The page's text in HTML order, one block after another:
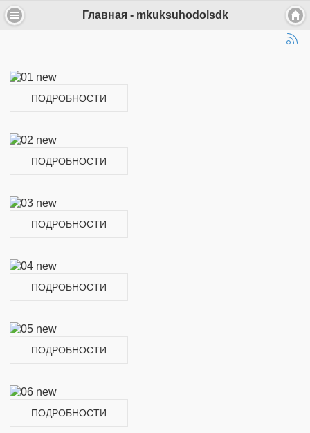
Главная - mkuksuhodolsdk
ПОДРОБНОСТИ
ПОДРОБНОСТИ
ПОДРОБНОСТИ
ПОДРОБНОСТИ
ПОДРОБНОСТИ
ПОДРОБНОСТИ